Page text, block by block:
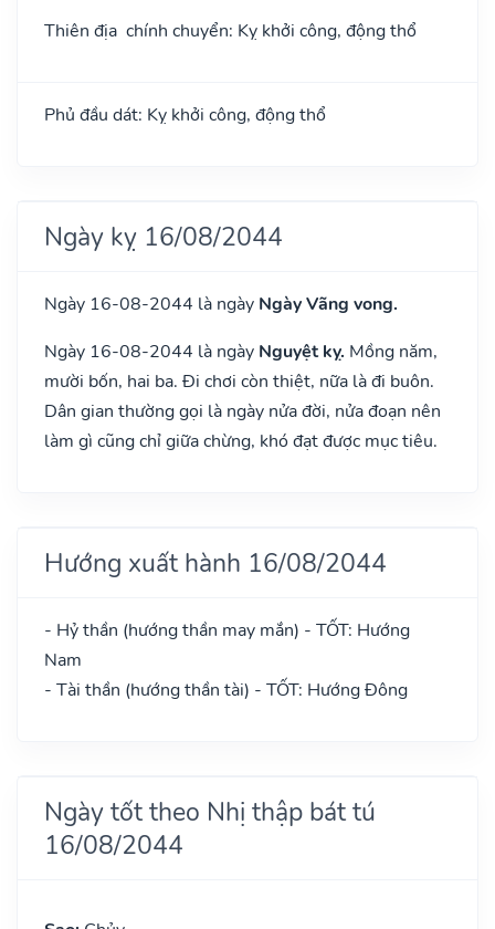
Thiên địa chính chuyển: Kỵ khởi công, động thổ
Phủ đầu dát: Kỵ khởi công, động thổ
Ngày kỵ 16/08/2044
Ngày 16-08-2044 là ngày Ngày Vãng vong.
Ngày 16-08-2044 là ngày Nguyệt kỵ. Mồng năm,
mười bốn, hai ba. Đi chơi còn thiệt, nữa là đi buôn.
Dân gian thường gọi là ngày nửa đời, nửa đoạn nên
làm gì cũng chỉ giữa chừng, khó đạt được mục tiêu.
Hướng xuất hành 16/08/2044
- Hỷ thần (hướng thần may mắn) - TỐT: Hướng
Nam
- Tài thần (hướng thần tài) - TỐT: Hướng Đông
Ngày tốt theo Nhị thập bát tú
16/08/2044